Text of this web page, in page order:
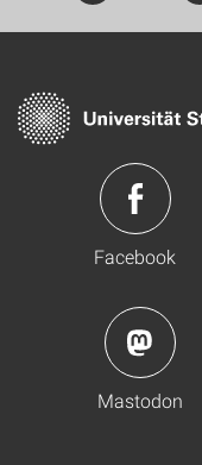
Facebook
Mastodon